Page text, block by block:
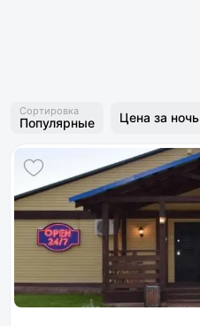
Сортировка
Популярные Цена за ночь